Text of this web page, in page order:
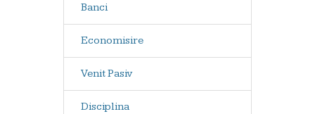
Banci
Economisire
Venit Pasiv
Disciplina